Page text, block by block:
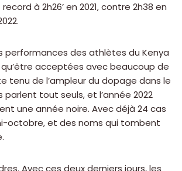
à 2h26’ en 2021, contre 2h38 en
performances des athlètes du Kenya
acceptées avec beaucoup de
tenu de l’ampleur du dopage dans le
parlent tout seuls, et l’année 2022
une année noire. Avec déjà 24 cas
octobre, et des noms qui tombent
Avec ces deux derniers jours, les